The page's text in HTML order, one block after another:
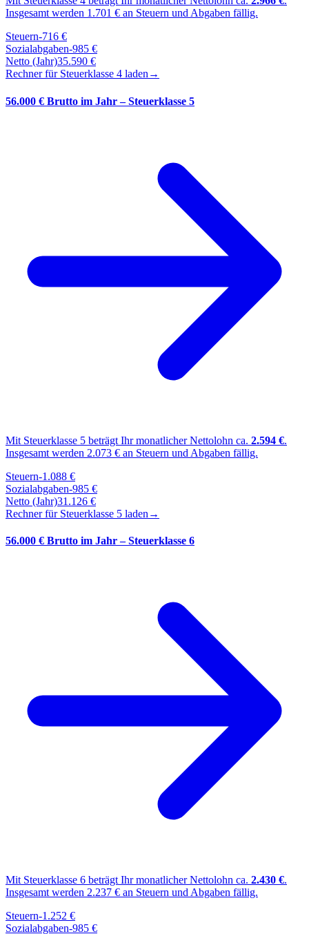
Insgesamt werden 1.701 € an Steuern und Abgaben fällig.
Steuern-716 €
Sozialabgaben-985 €
Netto (Jahr)35.590 €
Rechner für Steuerklasse 4 laden →
56.000 € Brutto im Jahr – Steuerklasse 5
Mit Steuerklasse 5 beträgt Ihr monatlicher Nettolohn ca. 2.594 €.
Insgesamt werden 2.073 € an Steuern und Abgaben fällig.
Steuern-1.088 €
Sozialabgaben-985 €
Netto (Jahr)31.126 €
Rechner für Steuerklasse 5 laden →
56.000 € Brutto im Jahr – Steuerklasse 6
Mit Steuerklasse 6 beträgt Ihr monatlicher Nettolohn ca. 2.430 €.
Insgesamt werden 2.237 € an Steuern und Abgaben fällig.
Steuern-1.252 €
Sozialabgaben-985 €